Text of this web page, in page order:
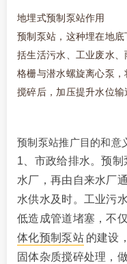
地埋式预制泵站作用
预制泵站，这种埋在地
括生活污水、工业废水
格栅与潜水螺旋离心泵
搅碎后，加压提升水位输
预制泵站推广目的和意
1、市政给排水。预
水厂，再由自来水厂
水供水及时。工业污
低造成管道堵塞，不
体化预制泵站 的建设
固体杂质搅碎处理，